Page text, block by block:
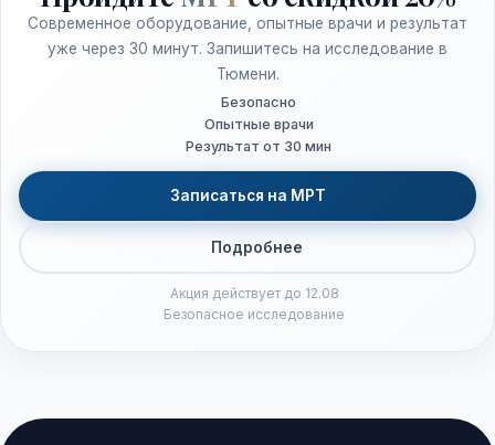
Современное оборудование, опытные врачи и результат
уже через 30 минут. Запишитесь на исследование в
Тюмени.
Безопасно
Опытные врачи
Результат от 30 мин
Записаться на МРТ
Подробнее
Акция действует до 12.08
Безопасное исследование